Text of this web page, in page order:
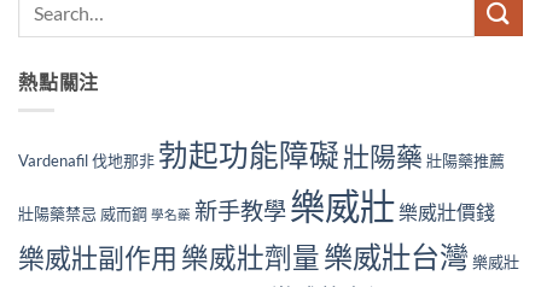
熱點關注
Vardenafil伐地那非 勃起功能障礙壯陽藥 壯陽藥推薦
壯陽藥禁忌 威而鋼 學名藥 新手教學樂威壯樂威壯價錢
樂威壯副作用 樂威壯劑量樂威壯台灣 樂威壯